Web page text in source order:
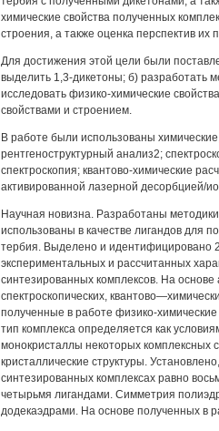
химические свойства полученных
строения, а также оценка перспектив их
Для достижения этой цели были
выделить 1,3-дикетоны; б) разработать
исследовать физико-химические
свойствами и строением.
В работе были использованы
рентгеноструктурный анализ2;
спектроскопия; квантово-химические
активированной лазерной десорбцией/
Научная новизна. Разработаны
использованы в качестве лигандов для
тербия. Выделено и идентифицировано
экспериментальных и рассчитанных
синтезированных комплексов. На
спектроскопических,
полученные в работе физико-
тип комплекса определяется как
монокристаллы некоторых
кристаллические структуры.
синтезированных комплексах равно
четырьмя лигандами. Симметрия
додекаэдрами. На основе полученных в